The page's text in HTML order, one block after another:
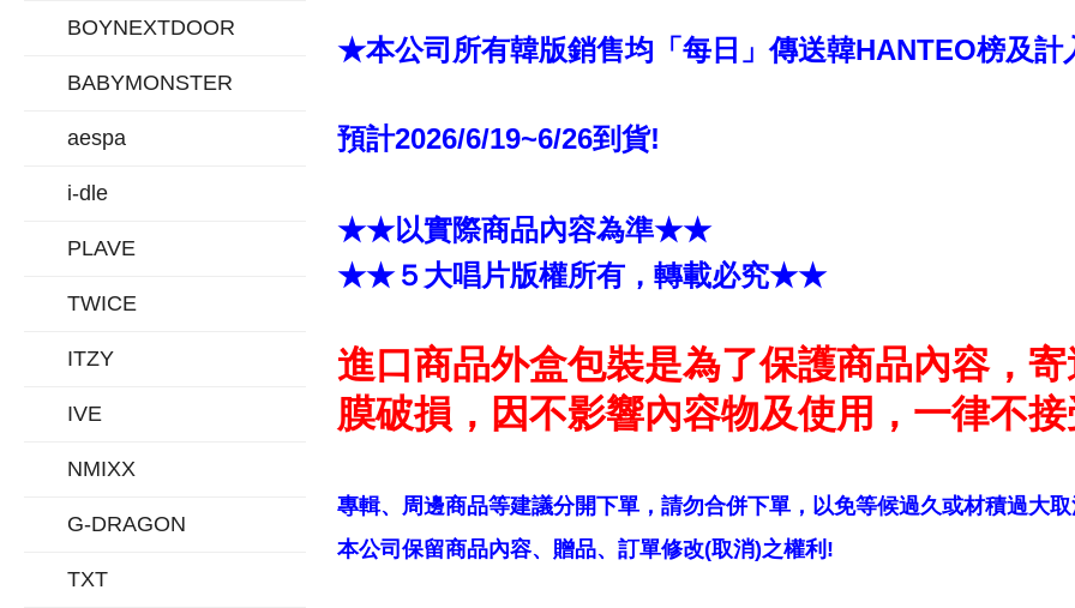
BOYNEXTDOOR
BABYMONSTER
aespa
i-dle
PLAVE
TWICE
ITZY
IVE
NMIXX
G-DRAGON
TXT
★本公司所有韓版銷售均「每日」傳送韓HANTEO榜及
預計2026/6/19~6/26到貨!
★★以實際商品內容為準★★
★★５大唱片版權所有，轉載必究★★
進口商品外盒包裝是為了保護商品內容，
膜破損，因不影響內容物及使用，一律不接
專輯、周邊商品等建議分開下單，請勿合併下單，以免等候過久或材積過大
本公司保留商品內容、贈品、訂單修改(取消)之權利!